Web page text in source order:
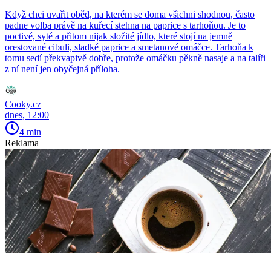
Když chci uvařit oběd, na kterém se doma všichni shodnou, často
padne volba právě na kuřecí stehna na paprice s tarhoňou. Je to
poctivé, syté a přitom nijak složité jídlo, které stojí na jemně
orestované cibuli, sladké paprice a smetanové omáčce. Tarhoňa k
tomu sedí překvapivě dobře, protože omáčku pěkně nasaje a na talíři
z ní není jen obyčejná příloha.
Cooky.cz
dnes, 12:00
4 min
Reklama